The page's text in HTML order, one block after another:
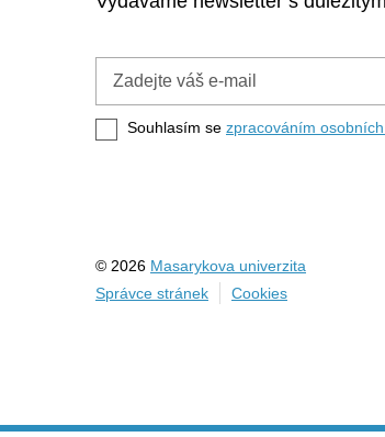
e-
mail
Souhlasím se zpracováním
© 2026 Masarykova univerzita
Správce stránek
Cookies